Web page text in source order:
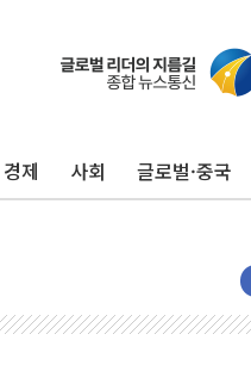
경제 사회 글로벌·중국